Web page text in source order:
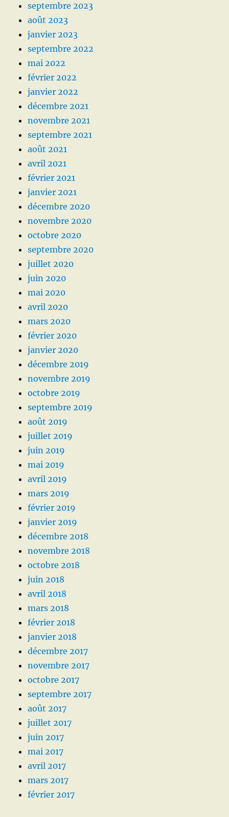
septembre 2023
août 2023
janvier 2023
septembre 2022
mai 2022
février 2022
janvier 2022
décembre 2021
novembre 2021
septembre 2021
août 2021
avril 2021
février 2021
janvier 2021
décembre 2020
novembre 2020
octobre 2020
septembre 2020
juillet 2020
juin 2020
mai 2020
avril 2020
mars 2020
février 2020
janvier 2020
décembre 2019
novembre 2019
octobre 2019
septembre 2019
août 2019
juillet 2019
juin 2019
mai 2019
avril 2019
mars 2019
février 2019
janvier 2019
décembre 2018
novembre 2018
octobre 2018
juin 2018
avril 2018
mars 2018
février 2018
janvier 2018
décembre 2017
novembre 2017
octobre 2017
septembre 2017
août 2017
juillet 2017
juin 2017
mai 2017
avril 2017
mars 2017
février 2017